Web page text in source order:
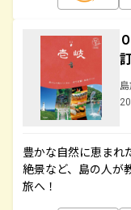
豊かな自然に恵まれ
絶景など、島の人が
旅へ！